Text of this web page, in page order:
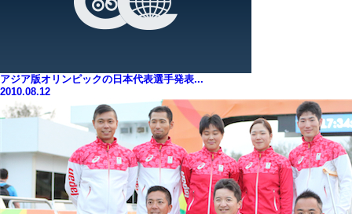
アジア版オリンピックの日本代表選手発表...
2010.08.12